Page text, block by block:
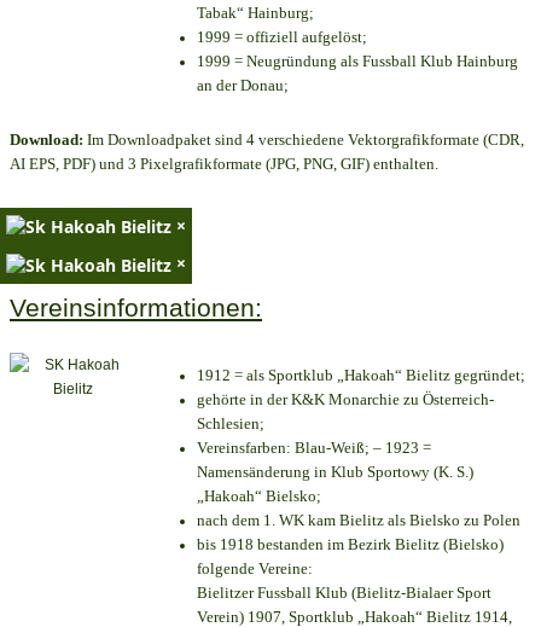
Tabak“ Hainburg;
1999 = offiziell aufgelöst;
1999 = Neugründung als Fussball Klub Hainburg
an der Donau;
Download: Im Downloadpaket sind 4 verschiedene Vektorgrafikformate (CDR,
AI EPS, PDF) und 3 Pixelgrafikformate (JPG, PNG, GIF) enthalten.
×
×
Vereinsinformationen:
1912 = als Sportklub „Hakoah“ Bielitz gegründet;
gehörte in der K&K Monarchie zu Österreich-
Schlesien;
Vereinsfarben: Blau-Weiß; – 1923 =
Namensänderung in Klub Sportowy (K. S.)
„Hakoah“ Bielsko;
nach dem 1. WK kam Bielitz als Bielsko zu Polen
bis 1918 bestanden im Bezirk Bielitz (Bielsko)
folgende Vereine:
Bielitzer Fussball Klub (Bielitz-Bialaer Sport
Verein) 1907, Sportklub „Hakoah“ Bielitz 1914,